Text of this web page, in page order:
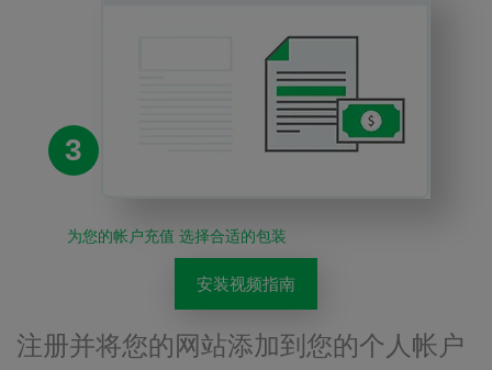
3
为您的帐户充值 选择合适的包装
安装视频指南
注册并将您的网站添加到您的个人帐户